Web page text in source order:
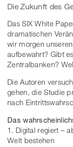
Die Zukunft des
Das SIX White
dramatischen
wir morgen
aufbewahrt? Gibt
Zentralbanken?
Die Autoren
gehen, die Studie
nach
Das
1. Digital regiert –
Welt bestehen